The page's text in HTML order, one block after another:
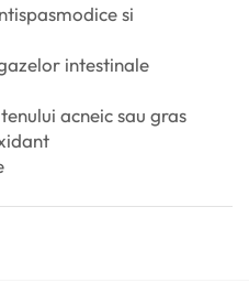
si
intestinale
acneic sau gras